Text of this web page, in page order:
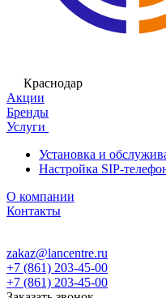
Краснодар
Акции
Бренды
Услуги
Установка и
Настройка SIP-
О компании
Контакты
zakaz@lancentre.ru
+7 (861) 203-45-00
+7 (861) 203-45-00